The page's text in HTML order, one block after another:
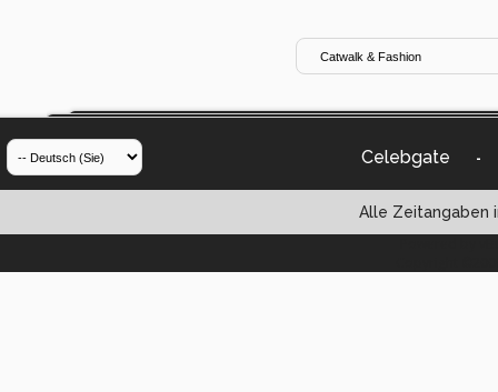
Celebgate -
Alle Zeitangaben